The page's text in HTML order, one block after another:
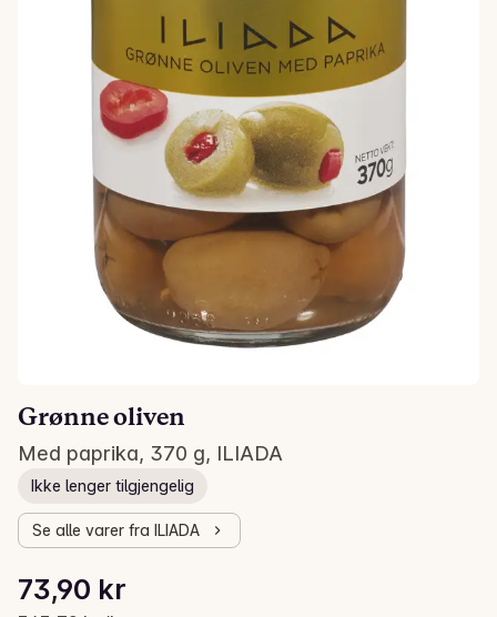
Grønne oliven
Med paprika, 370 g, ILIADA
Ikke lenger tilgjengelig
Se alle varer fra ILIADA
73,90 kr
Stykkpris: 343,72 kr /kg